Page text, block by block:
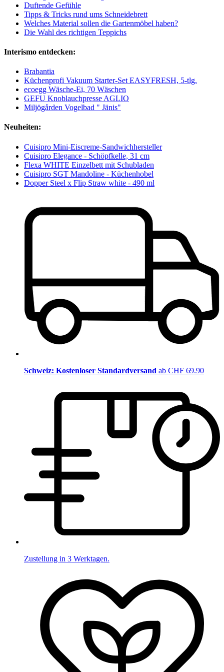
Duftende Gefühle
Tipps & Tricks rund ums Schneidebrett
Welches Material sollen die Gartenmöbel haben?
Die Wahl des richtigen Teppichs
Interismo entdecken:
Brabantia
Küchenprofi Vakuum Starter-Set EASYFRESH, 5-tlg.
ecoegg Wäsche-Ei, 70 Wäschen
GEFU Knoblauchpresse AGLIO
Miljögården Vogelbad " Jänis"
Neuheiten:
Cuisipro Mini-Eiscreme-Sandwichhersteller
Cuisipro Elegance - Schöpfkelle, 31 cm
Flexa WHITE Einzelbett mit Schubladen
Cuisipro SGT Mandoline - Küchenhobel
Dopper Steel x Flip Straw white - 490 ml
Schweiz: Kostenloser Standardversand ab CHF 69.90
Zustellung in 3 Werktagen.